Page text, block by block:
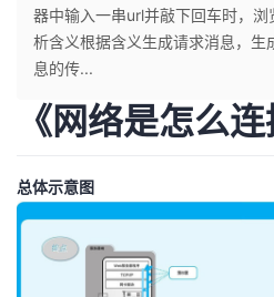
人
主
页
我
的
开
发
器中输入一串url并敲下回车时，
析含义根据含义生成请求消息，生
息的传...
《网络是怎么连
总体示意图